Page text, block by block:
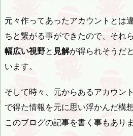
元々作ってあったアカウントとは
ちと繋がる事ができたので、それ
幅広い視野と 見解が得られそうだ
います。
そして時々、元からあるアカウン
で得た情報を元に思い浮かんだ構
このブログの記事を書く事もありま